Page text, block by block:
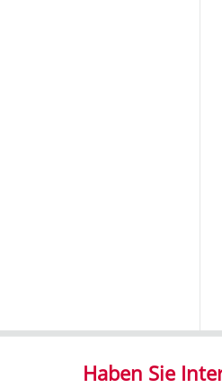
Haben Sie